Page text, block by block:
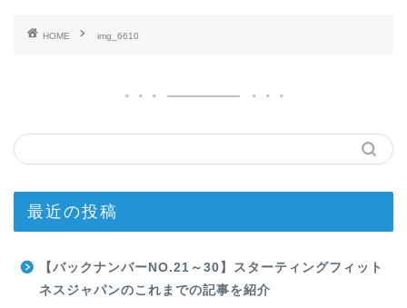
HOME img_6610
最近の投稿
【バックナンバーNO.21～30】スターティングフィット
ネスジャパンのこれまでの記事を紹介